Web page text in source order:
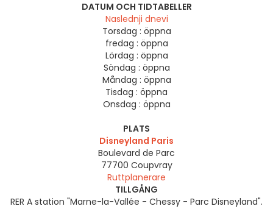
DATUM OCH TIDTABELLER
Naslednji dnevi
Torsdag : öppna
fredag : öppna
Lördag : öppna
Söndag : öppna
Måndag : öppna
Tisdag : öppna
Onsdag : öppna
PLATS
Disneyland Paris
Boulevard de Parc
77700 Coupvray
Ruttplanerare
TILLGÅNG
RER A station "Marne-la-Vallée - Chessy - Parc Disneyland".